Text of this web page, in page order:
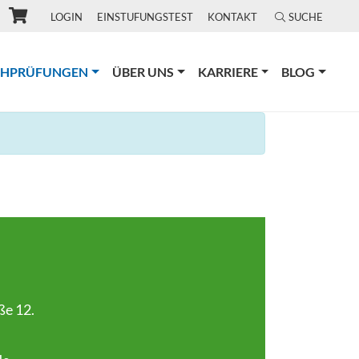
LOGIN EINSTUFUNGSTEST KONTAKT SUCHE
(CURRENT)
ÜBER UNS KARRIERE BLOG
12.